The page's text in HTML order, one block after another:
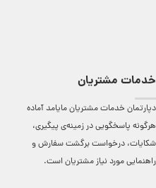
خدمات مشتریان
دپارتمان خدمات مشتریان مایامد آماده
هرگونه پاسخگویی در زمینه‌ی پیگیری،
شکایات، درخواست برگشت سفارش و
راهنمایی مورد نیاز مشتریان است.